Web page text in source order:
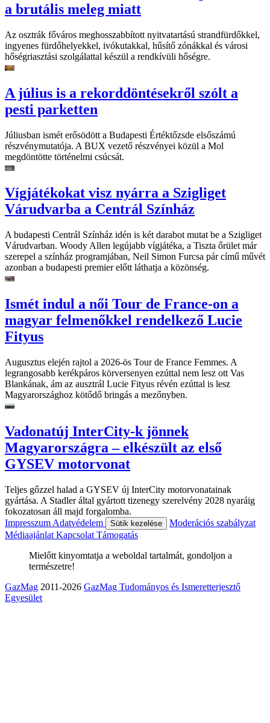
a brutális meleg miatt
Az osztrák főváros meghosszabbított nyitvatartású strandfürdőkkel,
ingyenes fürdőhelyekkel, ivókutakkal, hűsítő zónákkal és városi
hőségriasztási szolgálattal készül a rendkívüli hőségre.
A július is a rekorddöntésekről szólt a
pesti parketten
Júliusban ismét erősödött a Budapesti Értéktőzsde elsőszámú
részvénymutatója. A BUX vezető részvényei közül a Mol
megdöntötte történelmi csúcsát.
Vígjátékokat visz nyárra a Szigliget
Várudvarba a Centrál Színház
A budapesti Centrál Színház idén is két darabot mutat be a Szigliget
Várudvarban. Woody Allen legújabb vígjátéka, a Tiszta őrület már
szerepel a színház programjában, Neil Simon Furcsa pár című művét
azonban a budapesti premier előtt láthatja a közönség.
Ismét indul a női Tour de France-on a
magyar felmenőkkel rendelkező Lucie
Fityus
Augusztus elején rajtol a 2026-ös Tour de France Femmes. A
legrangosabb kerékpáros körversenyen ezúttal nem lesz ott Vas
Blankának, ám az ausztrál Lucie Fityus révén ezúttal is lesz
Magyarországhoz kötődő bringás a mezőnyben.
Vadonatúj InterCity-k jönnek
Magyarországra – elkészült az első
GYSEV motorvonat
Teljes gőzzel halad a GYSEV új InterCity motorvonatainak
gyártása. A Stadler által gyártott tizenegy szerelvény 2028 nyaráig
fokozatosan áll majd forgalomba.
Impresszum Adatvédelem Sütik kezelése
Moderációs szabályzat
Médiaajánlat Kapcsolat Támogatás
Mielőtt kinyomtatja a weboldal tartalmát, gondoljon a
természetre!
GazMag 2011-2026 GazMag Tudományos és Ismeretterjesztő
Egyesület